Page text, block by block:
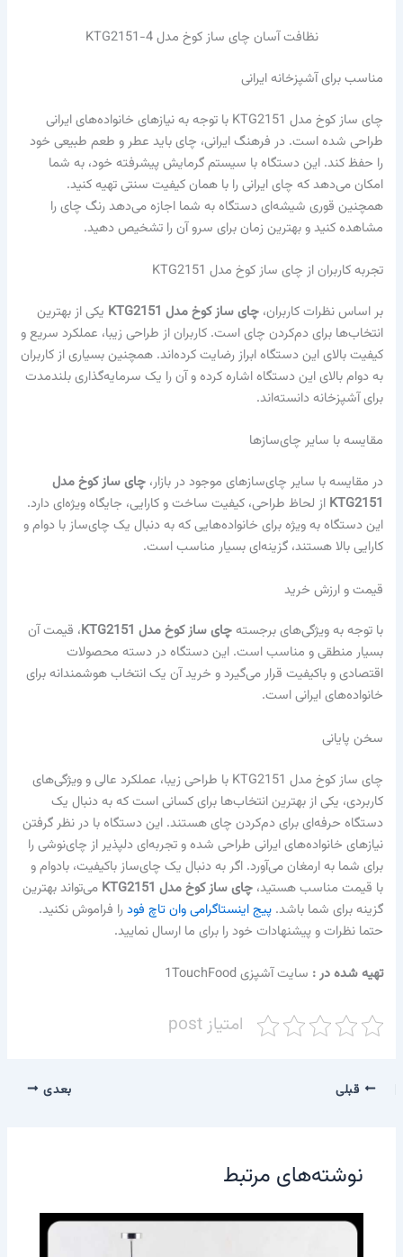
نظافت آسان چای ساز کوخ مدل KTG2151-4
مناسب برای آشپزخانه ایرانی
چای ساز کوخ مدل KTG2151 با توجه به نیازهای خانواده‌های ایرانی
طراحی شده است. در فرهنگ ایرانی، چای باید عطر و طعم طبیعی خود
را حفظ کند. این دستگاه با سیستم گرمایش پیشرفته خود، به شما
امکان می‌دهد که چای ایرانی را با همان کیفیت سنتی تهیه کنید.
همچنین قوری شیشه‌ای دستگاه به شما اجازه می‌دهد رنگ چای را
مشاهده کنید و بهترین زمان برای سرو آن را تشخیص دهید.
تجربه کاربران از چای ساز کوخ مدل KTG2151
بر اساس نظرات کاربران،چای ساز کوخ مدل KTG2151
یکی از بهترین
انتخاب‌ها برای دم‌کردن چای است. کاربران از طراحی زیبا، عملکرد سریع و
کیفیت بالای این دستگاه ابراز رضایت کرده‌اند. همچنین بسیاری از کاربران
به دوام بالای این دستگاه اشاره کرده و آن را یک سرمایه‌گذاری بلندمدت
برای آشپزخانه دانسته‌اند.
مقایسه با سایر چای‌سازها
در مقایسه با سایر چای‌سازهای موجود در بازار،چای ساز کوخ مدل
KTG2151 از لحاظ طراحی، کیفیت ساخت و کارایی، جایگاه ویژه‌ای دارد.
این دستگاه به ویژه برای خانواده‌هایی که به دنبال یک چای‌ساز با دوام و
کارایی بالا هستند، گزینه‌ای بسیار مناسب است.
قیمت و ارزش خرید
با توجه به ویژگی‌های برجستهچای ساز کوخ مدل KTG2151
، قیمت آن
بسیار منطقی و مناسب است. این دستگاه در دسته محصولات
اقتصادی و باکیفیت قرار می‌گیرد و خرید آن یک انتخاب هوشمندانه برای
خانواده‌های ایرانی است.
سخن پایانی
چای ساز کوخ مدل KTG2151 با طراحی زیبا، عملکرد عالی و ویژگی‌های
کاربردی، یکی از بهترین انتخاب‌ها برای کسانی است که به دنبال یک
دستگاه حرفه‌ای برای دم‌کردن چای هستند. این دستگاه با در نظر گرفتن
نیازهای خانواده‌های ایرانی طراحی شده و تجربه‌ای دلپذیر از چای‌نوشی را
برای شما به ارمغان می‌آورد. اگر به دنبال یک چای‌ساز باکیفیت، بادوام و
با قیمت مناسب هستید،چای ساز کوخ مدل KTG2151
می‌تواند بهترین
گزینه برای شما باشد.پیج اینستاگرامی وان تاچ فودرا فراموش نکنید.
حتما نظرات و پیشنهادات خود را برای ما ارسال نمایید.
تهیه شده در :‌ سایت آشپزی 1TouchFood
امتیاز post
قبلی بعدی
نوشته‌های مرتبط